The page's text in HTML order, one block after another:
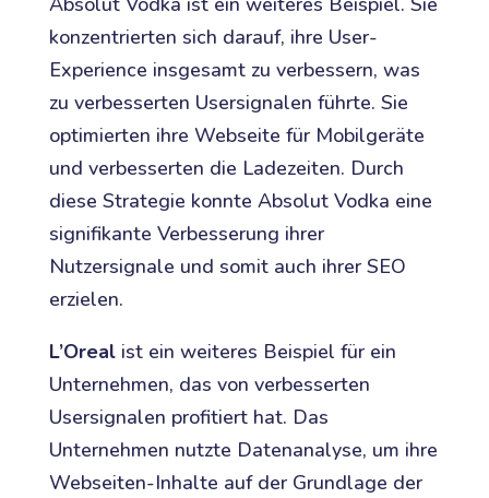
konzentrierten sich darauf, ihre User-
Experience insgesamt zu verbessern, was
zu verbesserten Usersignalen führte. Sie
optimierten ihre Webseite für Mobilgeräte
und verbesserten die Ladezeiten. Durch
diese Strategie konnte Absolut Vodka eine
signifikante Verbesserung ihrer
Nutzersignale und somit auch ihrer SEO
erzielen.
L’Orealist ein weiteres Beispiel für ein
Unternehmen, das von verbesserten
Usersignalen profitiert hat. Das
Unternehmen nutzte Datenanalyse, um ihre
Webseiten-Inhalte auf der Grundlage der